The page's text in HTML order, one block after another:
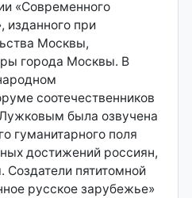
«Современного
изданного при
Москвы,
города Москвы. В
соотечественников
была озвучена
гуманитарного поля
достижений россиян,
пятитомной
русское зарубежье»